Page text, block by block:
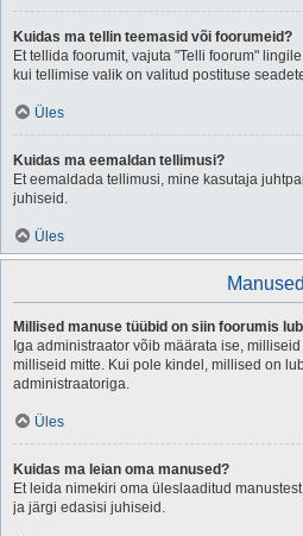
Kuidas ma tellin teemasid või foorumeid?
Et tellida foorumit, vajuta "Telli foorum"
kui tellimise valik on valitud postituse
Üles
Kuidas ma eemaldan tellimusi?
Et eemaldada tellimusi, mine kasutaja
juhiseid.
Üles
Manused
Millised manuse tüübid on siin foorumis
Iga administraator võib määrata ise,
milliseid mitte. Kui pole kindel, millised on
administraatoriga.
Üles
Kuidas ma leian oma manused?
Et leida nimekiri oma üleslaaditud
ja järgi edasisi juhiseid.